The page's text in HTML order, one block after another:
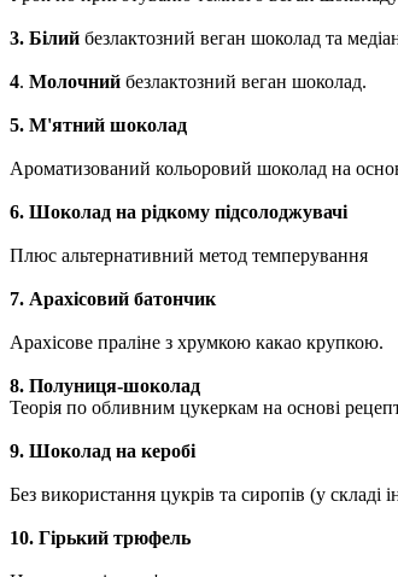
3. Білий безлактозний веган шоколад та
4. Молочний безлактозний веган шоколад.
5. М'ятний шоколад
Ароматизований кольоровий шоколад на
6. Шоколад на рідкому підсолоджувачі
Плюс альтернативний метод темперування
7. Арахісовий батончик
Арахісове праліне з хрумкою какао крупкою.
8. Полуниця-шоколад
Теорія по обливним цукеркам на основі
9. Шоколад на керобі
Без використання цукрів та сиропів (у складі
10. Гірький трюфель